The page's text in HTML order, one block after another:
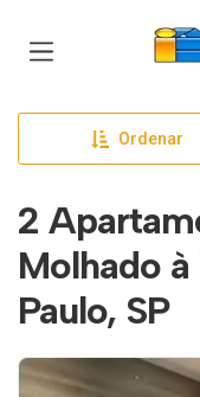
Ordenar
2
Molhado à
Paulo, SP